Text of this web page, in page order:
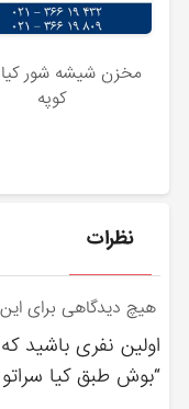
مخزن شیشه شور کیا
کوپه
نظرات
هیچ دیدگاهی برای
اولین نفری باشید
“بوش طبق کیا سراتو